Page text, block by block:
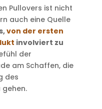
Pullovers ist nicht
auch eine Quelle
von der ersten
involviert zu
der
am Schaffen, die
des
gehen.